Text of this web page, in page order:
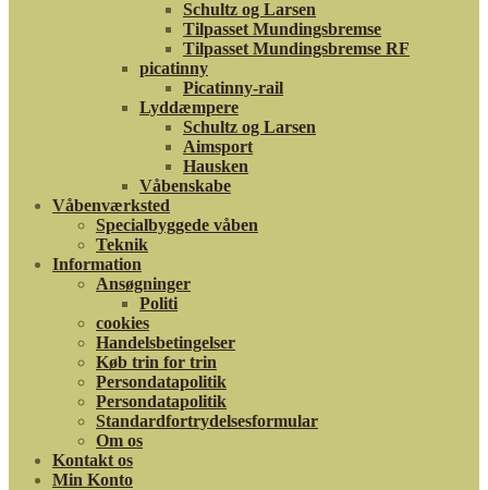
Schultz og Larsen
Tilpasset Mundingsbremse
Tilpasset Mundingsbremse RF
picatinny
Picatinny-rail
Lyddæmpere
Schultz og Larsen
Aimsport
Hausken
Våbenskabe
Våbenværksted
Specialbyggede våben
Teknik
Information
Ansøgninger
Politi
cookies
Handelsbetingelser
Køb trin for trin
Persondatapolitik
Persondatapolitik
Standardfortrydelsesformular
Om os
Kontakt os
Min Konto